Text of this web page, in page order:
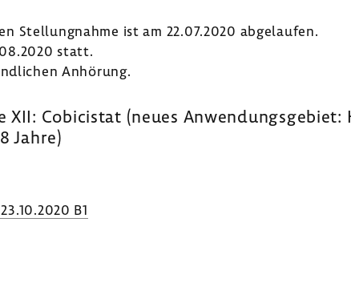
Stel­lung­nahme ist am 22.07.2020 abge­laufen.
statt.
Anhö­rung.
Cobicistat (neues
Jahre)
B1